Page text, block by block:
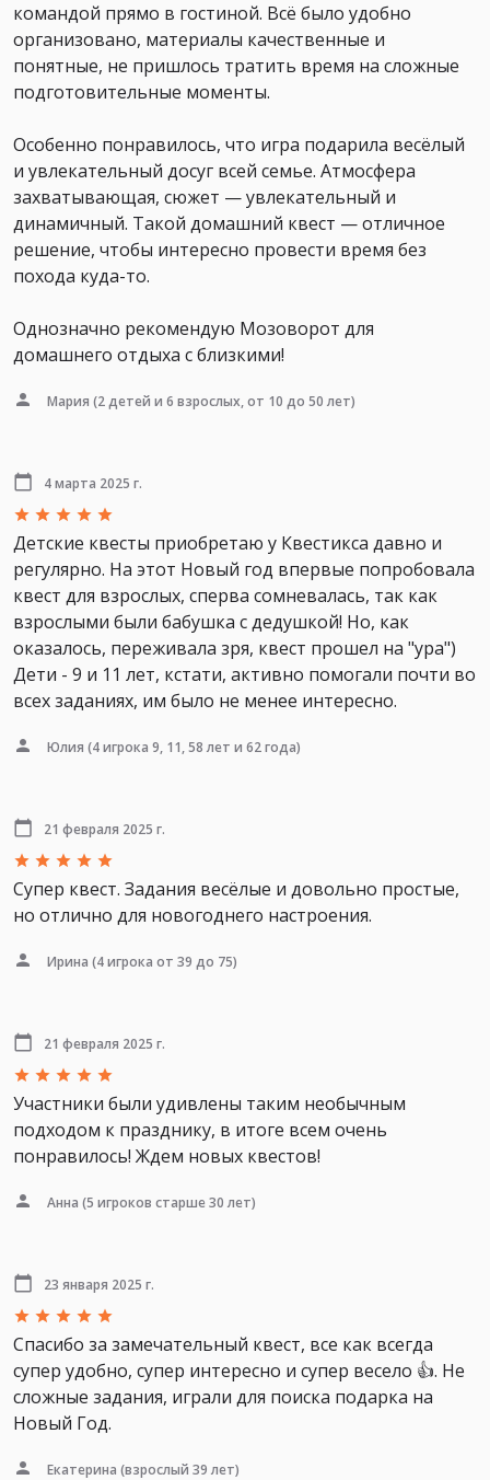
командой прямо в гостиной. Всё было удобно
организовано, материалы качественные и
понятные, не пришлось тратить время на сложные
подготовительные моменты.
Особенно понравилось, что игра подарила весёлый
и увлекательный досуг всей семье. Атмосфера
захватывающая, сюжет — увлекательный и
динамичный. Такой домашний квест — отличное
решение, чтобы интересно провести время без
похода куда-то.
Однозначно рекомендую Мозоворот для
домашнего отдыха с близкими!
Мария (2 детей и 6 взрослых, от 10 до 50 лет)
4 марта 2025 г.
Детские квесты приобретаю у Квестикса давно и
регулярно. На этот Новый год впервые попробовала
квест для взрослых, сперва сомневалась, так как
взрослыми были бабушка с дедушкой! Но, как
оказалось, переживала зря, квест прошел на "ура")
Дети - 9 и 11 лет, кстати, активно помогали почти во
всех заданиях, им было не менее интересно.
Юлия (4 игрока 9, 11, 58 лет и 62 года)
21 февраля 2025 г.
Супер квест. Задания весёлые и довольно простые,
но отлично для новогоднего настроения.
Ирина (4 игрока от 39 до 75)
21 февраля 2025 г.
Участники были удивлены таким необычным
подходом к празднику, в итоге всем очень
понравилось! Ждем новых квестов!
Анна (5 игроков старше 30 лет)
23 января 2025 г.
Спасибо за замечательный квест, все как всегда
супер удобно, супер интересно и супер весело 👍. Не
сложные задания, играли для поиска подарка на
Новый Год.
Екатерина (взрослый 39 лет)